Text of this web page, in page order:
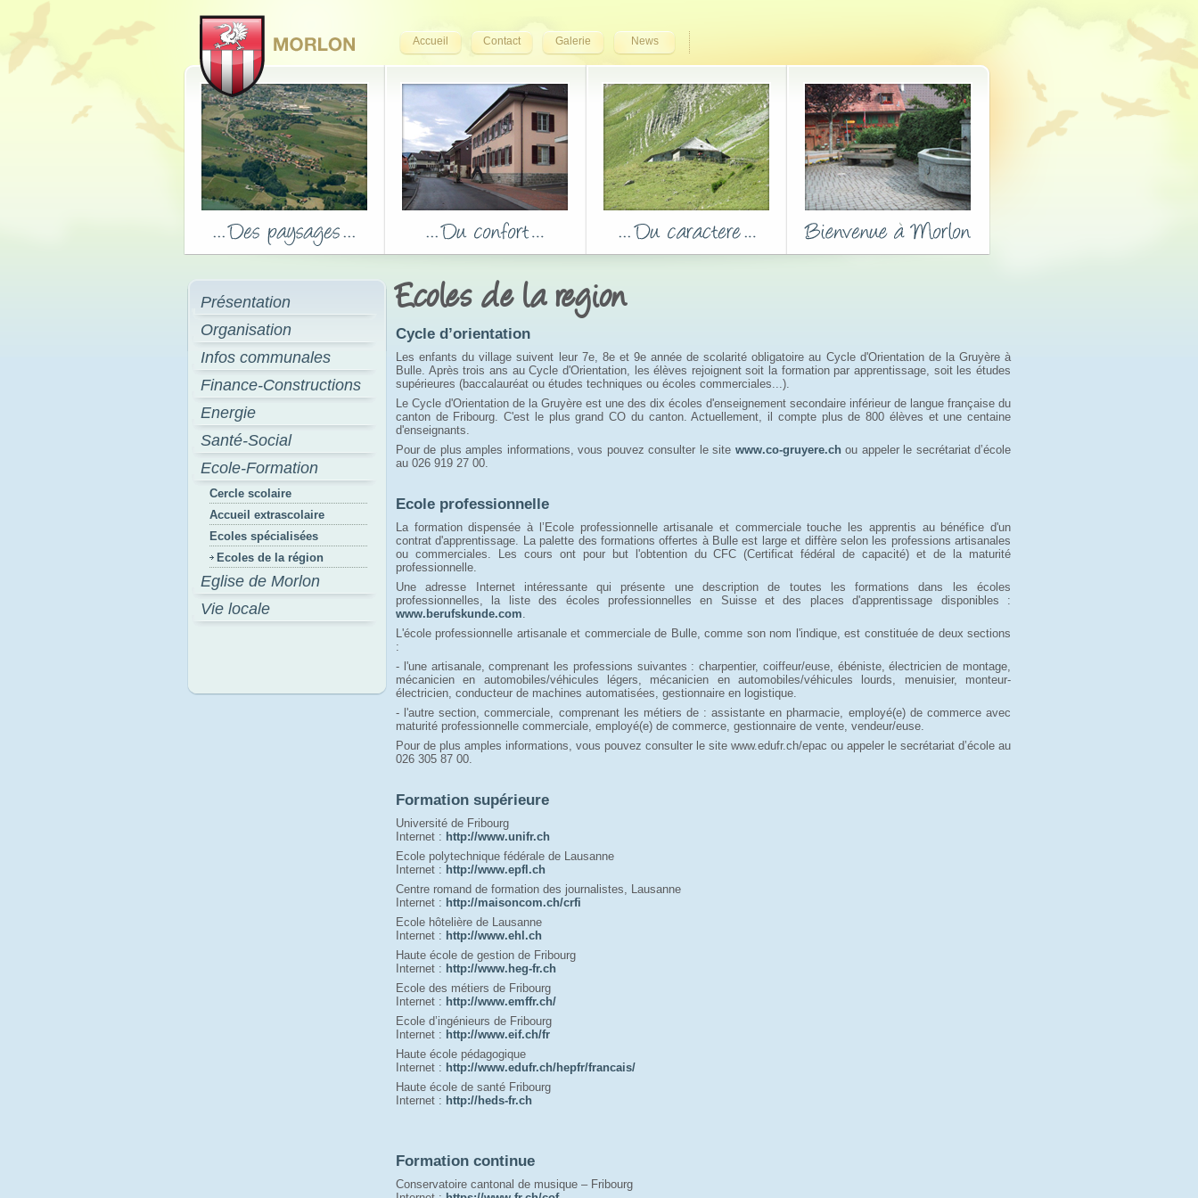
Accueil Contact Galerie News
Présentation
Organisation
Infos communales
Finance-Constructions
Energie
Santé-Social
Ecole-Formation
Cercle scolaire
Accueil extrascolaire
Ecoles spécialisées
Ecoles de la région
Eglise de Morlon
Vie locale
Ecoles de la region
Cycle d’orientation
Les enfants du village suivent leur 7e, 8e et 9e année de scolarité obligatoire au Cycle d'Orientation de la Gruyère à
Bulle. Après trois ans au Cycle d'Orientation, les élèves rejoignent soit la formation par apprentissage, soit les études
supérieures (baccalauréat ou études techniques ou écoles commerciales...).
Le Cycle d'Orientation de la Gruyère est une des dix écoles d'enseignement secondaire inférieur de langue française du
canton de Fribourg. C'est le plus grand CO du canton. Actuellement, il compte plus de 800 élèves et une centaine
d'enseignants.
Pour de plus amples informations, vous pouvez consulter le site www.co-gruyere.ch ou appeler le secrétariat d’école
au 026 919 27 00.
Ecole professionnelle
La formation dispensée à l’Ecole professionnelle artisanale et commerciale touche les apprentis au bénéfice d'un
contrat d'apprentissage. La palette des formations offertes à Bulle est large et diffère selon les professions artisanales
ou commerciales. Les cours ont pour but l'obtention du CFC (Certificat fédéral de capacité) et de la maturité
professionnelle.
Une adresse Internet intéressante qui présente une description de toutes les formations dans les écoles
professionnelles, la liste des écoles professionnelles en Suisse et des places d'apprentissage disponibles :
www.berufskunde.com.
L'école professionnelle artisanale et commerciale de Bulle, comme son nom l'indique, est constituée de deux sections
:
- l'une artisanale, comprenant les professions suivantes : charpentier, coiffeur/euse, ébéniste, électricien de montage,
mécanicien en automobiles/véhicules légers, mécanicien en automobiles/véhicules lourds, menuisier, monteur-
électricien, conducteur de machines automatisées, gestionnaire en logistique.
- l'autre section, commerciale, comprenant les métiers de : assistante en pharmacie, employé(e) de commerce avec
maturité professionnelle commerciale, employé(e) de commerce, gestionnaire de vente, vendeur/euse.
Pour de plus amples informations, vous pouvez consulter le site www.edufr.ch/epac ou appeler le secrétariat d’école au
026 305 87 00.
Formation supérieure
Université de Fribourg
Internet : http://www.unifr.ch
Ecole polytechnique fédérale de Lausanne
Internet : http://www.epfl.ch
Centre romand de formation des journalistes, Lausanne
Internet : http://maisoncom.ch/crfi
Ecole hôtelière de Lausanne
Internet : http://www.ehl.ch
Haute école de gestion de Fribourg
Internet : http://www.heg-fr.ch
Ecole des métiers de Fribourg
Internet : http://www.emffr.ch/
Ecole d’ingénieurs de Fribourg
Internet : http://www.eif.ch/fr
Haute école pédagogique
Internet : http://www.edufr.ch/hepfr/francais/
Haute école de santé Fribourg
Internet : http://heds-fr.ch
Formation continue
Conservatoire cantonal de musique – Fribourg